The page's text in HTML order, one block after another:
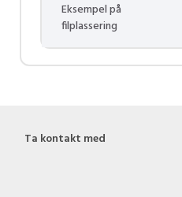
Eksempel på
filplassering
Ta kontakt med